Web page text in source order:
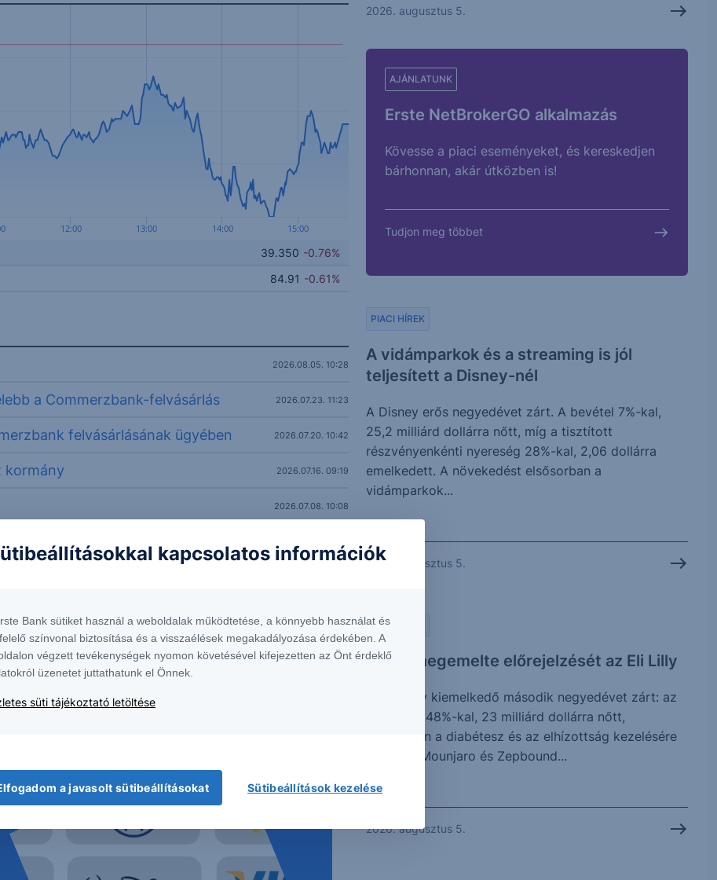
12:00 13:00 14:00 15:00
39.350 -0.76%
84.91 -0.61%
2026.08.05. 10:28
a Commerzbank-felvásárlás 2026.07.23. 11:23
felvásárlásának ügyében 2026.07.20. 10:42
kormány 2026.07.16. 09:19
2026.07.08. 10:08
élén 2026.06.16. 10:06
2026. augusztus 5.
AJÁNLATUNK
Erste NetBrokerGO alkalmazás
Kövesse a piaci eseményeket, és kereskedjen
bárhonnan, akár útközben is!
Tudjon meg többet
A vidámparkok és a streaming is jól
teljesített a Disney-nél
PIACI HÍREK
A Disney erős negyedévet zárt. A bevétel 7%-kal,
25,2 milliárd dollárra nőtt, míg a tisztított
részvényenkénti nyereség 28%-kal, 2,06 dollárra
emelkedett. A növekedést elsősorban a
vidámparkok...
2026. augusztus 5.
Ismét megemelte előrejelzését az Eli Lilly
PIACI HÍREK
Az Eli Lilly kiemelkedő második negyedévet zárt: az
árbevétel 48%-kal, 23 milliárd dollárra nőtt,
elsősorban a diabétesz és az elhízottság kezelésére
szolgáló Mounjaro és Zepbound...
2026. augusztus 5.
kapcsolatos információk
Bank sütiket használ a weboldalak működtetése, a könnyebb használat és
színvonal biztosítása és a visszaélések megakadályozása érdekében. A
végzett tevékenységek nyomon követésével kifejezetten az Önt érdeklő
üzenetet juttathatunk el Önnek.
süti tájékoztató letöltése
a javasolt sütibeállításokat Sütibeállítások kezelése